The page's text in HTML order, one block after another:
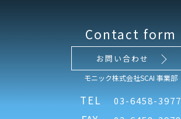
Contact form
お問い合わせ
モニック株式会社SCAI 事業部
TEL 03-6458-3977